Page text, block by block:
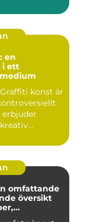
en
i ett
konst är
omfattande
översikt